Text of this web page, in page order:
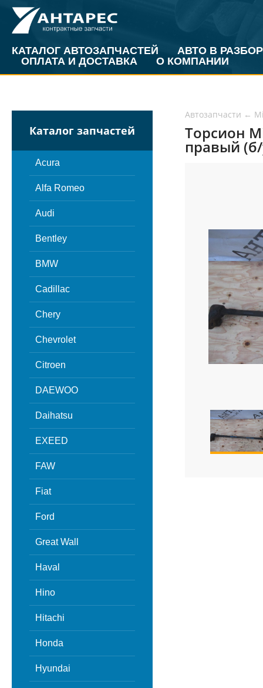
КАТАЛОГ АВТОЗАПЧАСТЕЙ
АВТО В РАЗБОР
ОПЛАТА И ДОСТАВКА
О КОМПАНИИ
Каталог запчастей
Acura
Alfa Romeo
Audi
Bentley
BMW
Cadillac
Chery
Chevrolet
Citroen
DAEWOO
Daihatsu
EXEED
FAW
Fiat
Ford
Great Wall
Haval
Hino
Hitachi
Honda
Hyundai
Автозапчасти ←
Торсион
правый